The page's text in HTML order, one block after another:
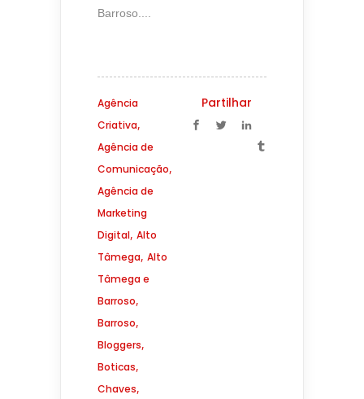
Barroso....
Agência
Criativa,
Agência de
Comunicação,
Agência de
Marketing
Digital, Alto
Tâmega, Alto
Tâmega e
Barroso,
Barroso,
Bloggers,
Boticas,
Chaves,
Partilhar